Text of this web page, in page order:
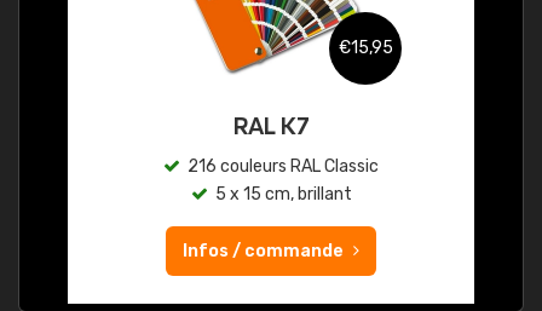
€15,95
RAL K7
216 couleurs RAL Classic
5 x 15 cm, brillant
Infos / commande